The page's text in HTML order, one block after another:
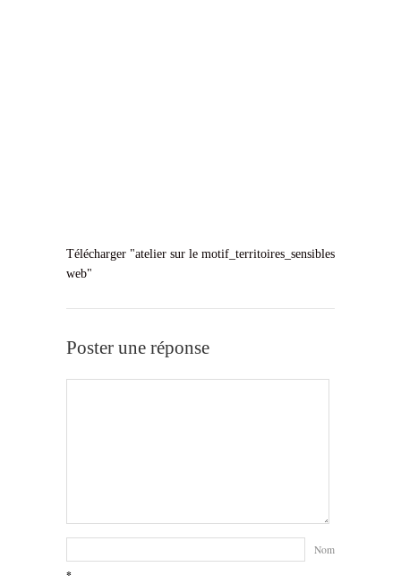
Télécharger "atelier sur le motif_territoires_sensibles
web"
Poster une réponse
Nom
*